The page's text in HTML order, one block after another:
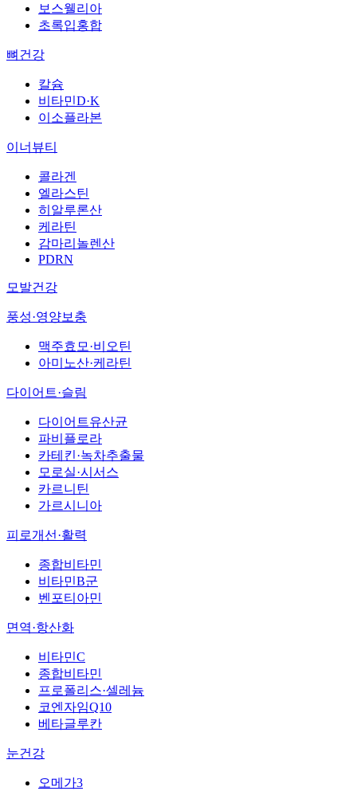
보스웰리아
초록입홍합
뼈건강
칼슘
비타민D·K
이소플라본
이너뷰티
콜라겐
엘라스틴
히알루론산
케라틴
감마리놀렌산
PDRN
모발건강
풍성·영양보충
맥주효모·비오틴
아미노산·케라틴
다이어트·슬림
다이어트유산균
파비플로라
카테킨·녹차추출물
모로실·시서스
카르니틴
가르시니아
피로개선·활력
종합비타민
비타민B군
벤포티아민
면역·항산화
비타민C
종합비타민
프로폴리스·셀레늄
코엔자임Q10
베타글루칸
눈건강
오메가3